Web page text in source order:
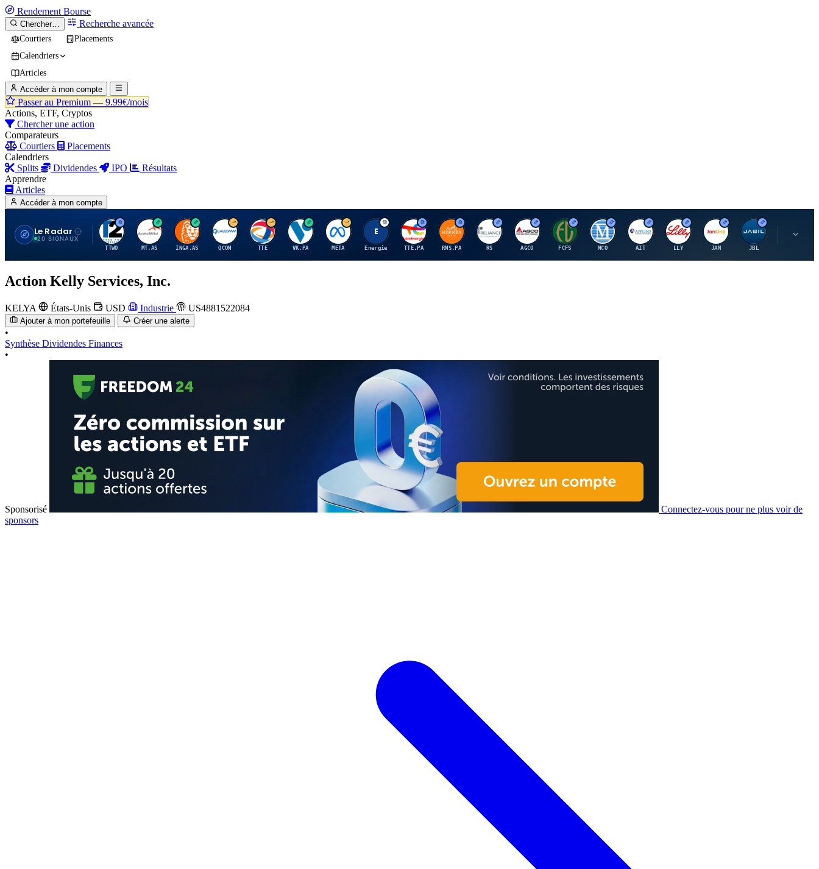
Rendement Bourse
Chercher… Recherche avancée
Courtiers
Placements
Calendriers
Articles
Accéder à mon compte
Passer au Premium — 9.99€/mois
Actions, ETF, Cryptos
Chercher une action
Comparateurs
Courtiers
Placements
Calendriers
Splits
Dividendes IPO
Résultats
Apprendre
Articles
Accéder à mon compte
Le Radar
20 SIGNAUX
T
TTWO
A
MT.AS
I
INGA.AS
Q
QCOM
T
TTE
V
VK.PA
M
META
E
Energie
T
TTE.PA
H
RMS.PA
R
RS
A
AGCO
F
FCFS
M
MCO
A
AIT
E
LLY
J
JAN
J
JBL
P
Action Kelly Services, Inc.
KELYA États-Unis USD Industrie US4881522084
Ajouter à mon portefeuille Créer une alerte
•
Synthèse Dividendes Finances
•
Sponsorisé
Connectez-vous pour ne plus voir de
sponsors